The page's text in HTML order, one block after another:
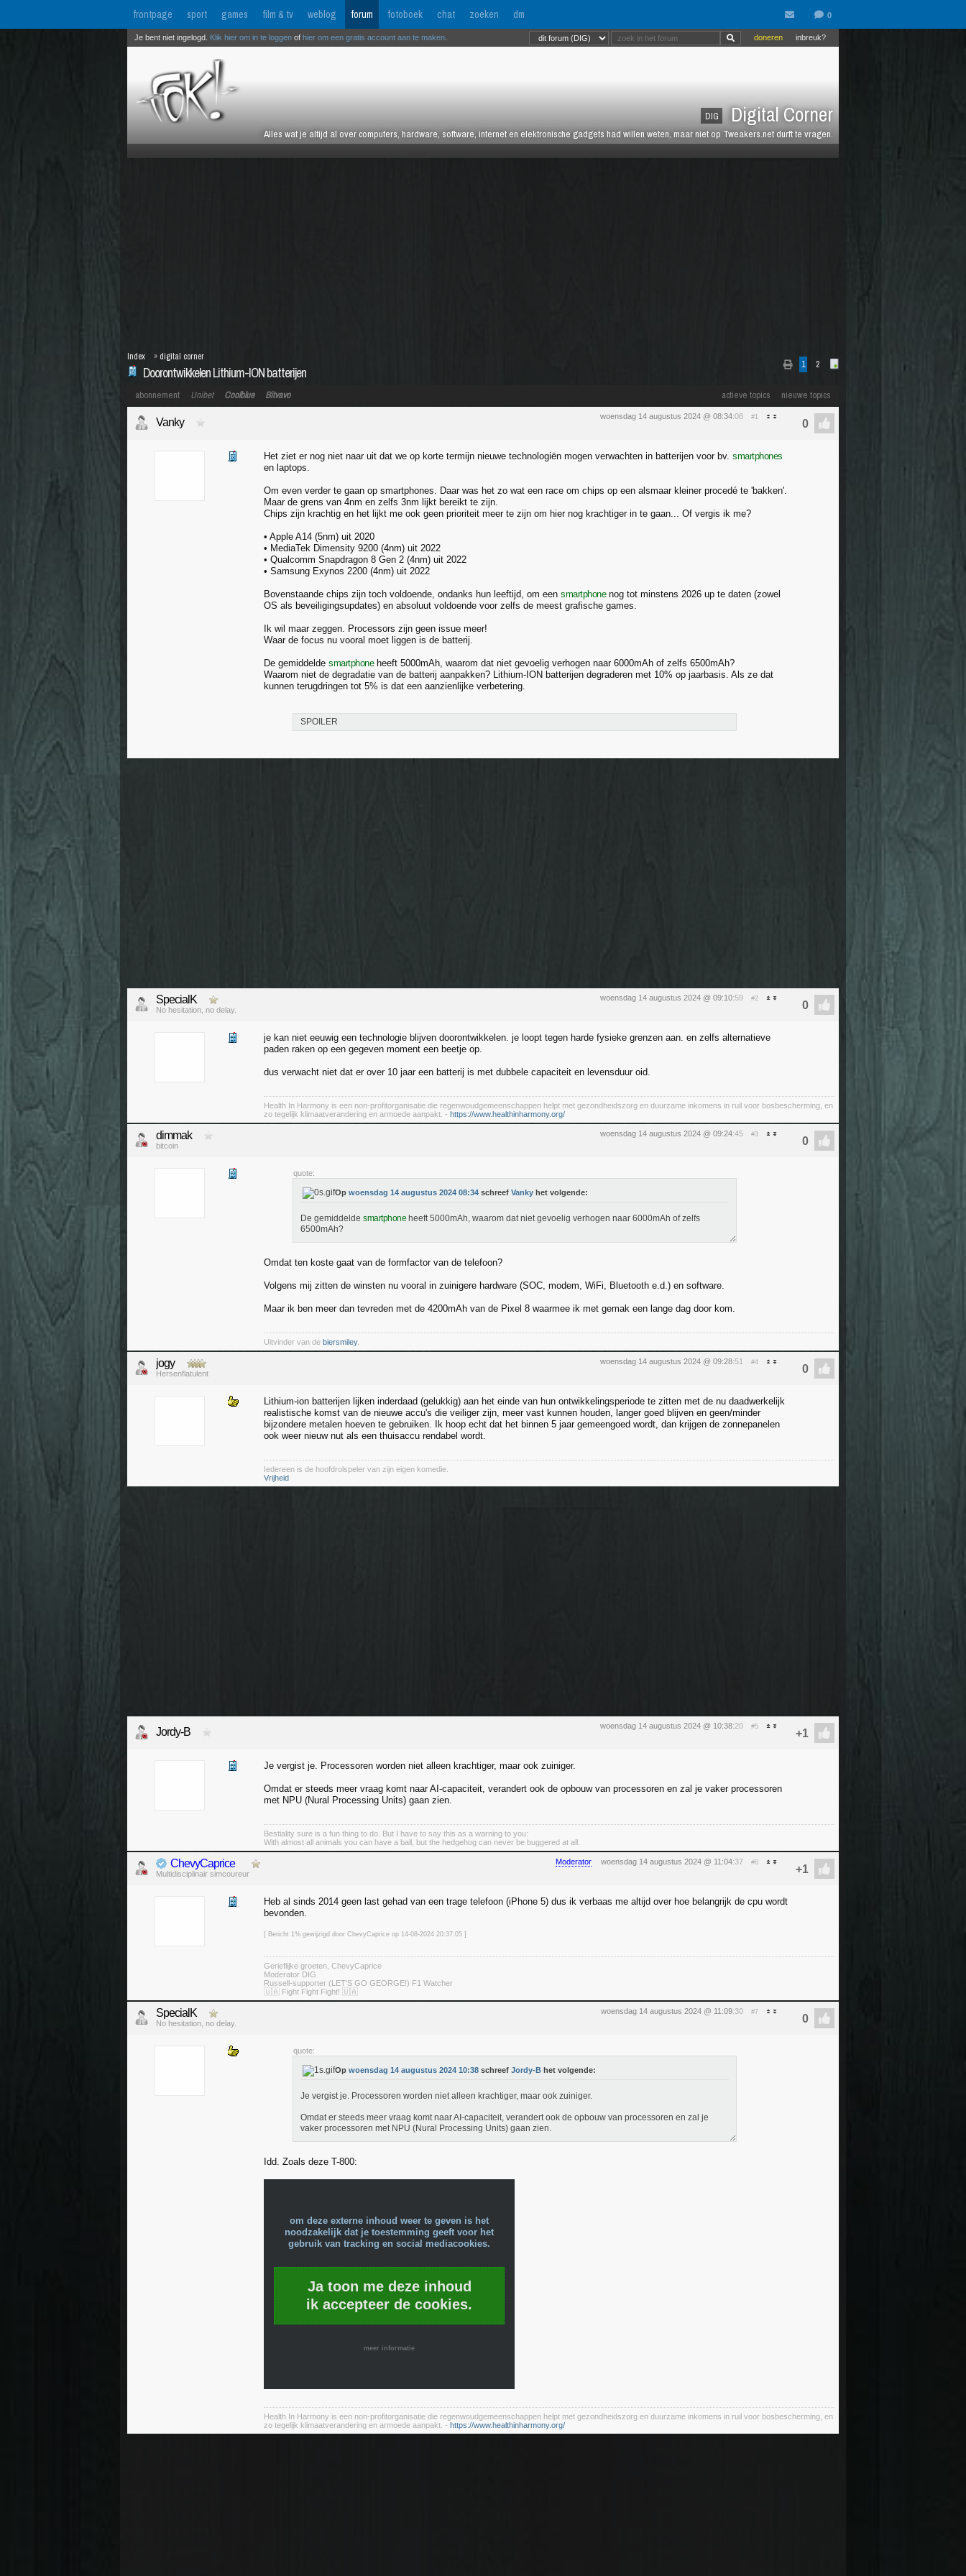
frontpage sport games film & tv weblog forum fotoboek chat zoeken dm
DIG Digital Corner
Alles wat je altijd al over computers, hardware, software, internet en elektronische gadgets had willen weten, maar niet op Tweakers.net durft te vragen.
inbreuk?
doneren
Je bent niet ingelogd. Klik hier om in te loggen of hier om een gratis account aan te maken
1 2
Doorontwikkelen Lithium-ION batterijen
Index » digital corner
actieve topics nieuwe topics
abonnement Unibet Coolblue Bitvavo
woensdag 14 augustus 2024 @ 08:34:08 #1
Vanky
Het ziet er nog niet naar uit dat we op korte termijn nieuwe technologiën mogen verwachten in batterijen voor bv. smartphones
en laptops.
Om even verder te gaan op smartphones. Daar was het zo wat een race om chips op een alsmaar kleiner procedé te 'bakken'.
Maar de grens van 4nm en zelfs 3nm lijkt bereikt te zijn.
Chips zijn krachtig en het lijkt me ook geen prioriteit meer te zijn om hier nog krachtiger in te gaan... Of vergis ik me?
• Apple A14 (5nm) uit 2020
• MediaTek Dimensity 9200 (4nm) uit 2022
• Qualcomm Snapdragon 8 Gen 2 (4nm) uit 2022
• Samsung Exynos 2200 (4nm) uit 2022
Bovenstaande chips zijn toch voldoende, ondanks hun leeftijd, om een smartphonenog tot minstens 2026 up te daten (zowel
OS als beveiligingsupdates) en absoluut voldoende voor zelfs de meest grafische games.
Ik wil maar zeggen. Processors zijn geen issue meer!
Waar de focus nu vooral moet liggen is de batterij.
De gemiddelde smartphoneheeft 5000mAh, waarom dat niet gevoelig verhogen naar 6000mAh of zelfs 6500mAh?
Waarom niet de degradatie van de batterij aanpakken? Lithium-ION batterijen degraderen met 10% op jaarbasis. Als ze dat
kunnen terugdringen tot 5% is dat een aanzienlijke verbetering.
SPOILER
woensdag 14 augustus 2024 @ 09:10:59 #2
SpecialK
No hesitation, no delay.
je kan niet eeuwig een technologie blijven doorontwikkelen. je loopt tegen harde fysieke grenzen aan. en zelfs alternatieve
paden raken op een gegeven moment een beetje op.
dus verwacht niet dat er over 10 jaar een batterij is met dubbele capaciteit en levensduur oid.
Health In Harmony is een non-profitorganisatie die regenwoudgemeenschappen helpt met gezondheidszorg en duurzame inkomens in ruil voor bosbescherming, en
zo tegelijk klimaatverandering en armoede aanpakt. - https://www.healthinharmony.org/
woensdag 14 augustus 2024 @ 09:24:45 #3
dimmak
bitcoin
quote:
Op woensdag 14 augustus 2024 08:34 schreef Vanky het volgende:
De gemiddelde smartphone heeft 5000mAh, waarom dat niet gevoelig verhogen naar 6000mAh of zelfs
6500mAh?
Omdat ten koste gaat van de formfactor van de telefoon?
Volgens mij zitten de winsten nu vooral in zuinigere hardware (SOC, modem, WiFi, Bluetooth e.d.) en software.
Maar ik ben meer dan tevreden met de 4200mAh van de Pixel 8 waarmee ik met gemak een lange dag door kom.
Uitvinder van de biersmiley.
woensdag 14 augustus 2024 @ 09:28:51 #4
jogy
Hersenflatulent
Lithium-ion batterijen lijken inderdaad (gelukkig) aan het einde van hun ontwikkelingsperiode te zitten met de nu daadwerkelijk
realistische komst van de nieuwe accu's die veiliger zijn, meer vast kunnen houden, langer goed blijven en geen/minder
bijzondere metalen hoeven te gebruiken. Ik hoop echt dat het binnen 5 jaar gemeengoed wordt, dan krijgen de zonnepanelen
ook weer nieuw nut als een thuisaccu rendabel wordt.
Iedereen is de hoofdrolspeler van zijn eigen komedie.
Vrijheid
woensdag 14 augustus 2024 @ 10:38:20 #5
Jordy-B
Je vergist je. Processoren worden niet alleen krachtiger, maar ook zuiniger.
Omdat er steeds meer vraag komt naar AI-capaciteit, verandert ook de opbouw van processoren en zal je vaker processoren
met NPU (Nural Processing Units) gaan zien.
Bestiality sure is a fun thing to do. But I have to say this as a warning to you:
With almost all animals you can have a ball, but the hedgehog can never be buggered at all.
Moderator woensdag 14 augustus 2024 @ 11:04:37 #6
ChevyCaprice
Multidisciplinair simcoureur
Heb al sinds 2014 geen last gehad van een trage telefoon (iPhone 5) dus ik verbaas me altijd over hoe belangrijk de cpu wordt
bevonden.
[ Bericht 1% gewijzigd door ChevyCaprice op 14-08-2024 20:37:05 ]
Gerieflijke groeten, ChevyCaprice
Moderator DIG
Russell-supporter (LET'S GO GEORGE!) F1 Watcher
🇺🇦 Fight Fight Fight! 🇺🇦
woensdag 14 augustus 2024 @ 11:09:30 #7
SpecialK
No hesitation, no delay.
quote:
Op woensdag 14 augustus 2024 10:38 schreef Jordy-B het volgende:
Je vergist je. Processoren worden niet alleen krachtiger, maar ook zuiniger.
Omdat er steeds meer vraag komt naar AI-capaciteit, verandert ook de opbouw van processoren en zal je
vaker processoren met NPU (Nural Processing Units) gaan zien.
Idd. Zoals deze T-800:
om deze externe inhoud weer te geven is het
noodzakelijk dat je toestemming geeft voor het
gebruik van tracking en social mediacookies.
Ja toon me deze inhoud
ik accepteer de cookies.
meer informatie
Health In Harmony is een non-profitorganisatie die regenwoudgemeenschappen helpt met gezondheidszorg en duurzame inkomens in ruil voor bosbescherming, en
zo tegelijk klimaatverandering en armoede aanpakt. - https://www.healthinharmony.org/